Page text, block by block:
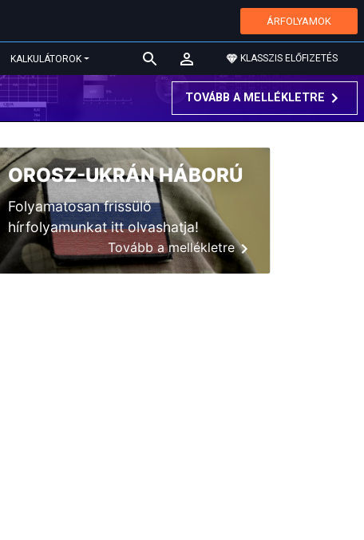
ÁRFOLYAMOK
KALKULÁTOROK KLASSZIS ELŐFIZETÉS
TOVÁBB A MELLÉKLETRE
OROSZ-UKRÁN HÁBORÚ
Folyamatosan frissülő
hírfolyamunkat itt olvashatja!
Tovább a mellékletre